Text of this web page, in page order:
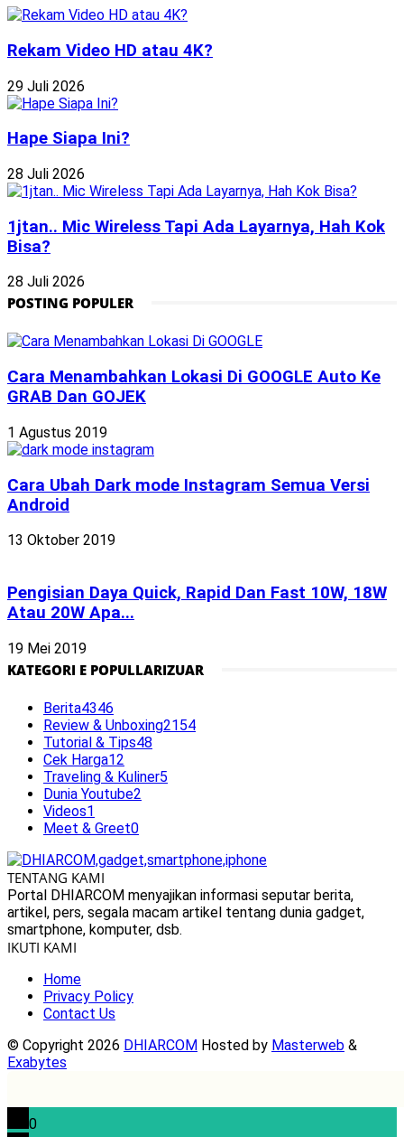
Rekam Video HD atau 4K?
29 Juli 2026
Hape Siapa Ini?
28 Juli 2026
1jtan.. Mic Wireless Tapi Ada Layarnya, Hah Kok
Bisa?
28 Juli 2026
POSTING POPULER
Cara Menambahkan Lokasi Di GOOGLE Auto Ke
GRAB Dan GOJEK
1 Agustus 2019
Cara Ubah Dark mode Instagram Semua Versi
Android
13 Oktober 2019
Pengisian Daya Quick, Rapid Dan Fast 10W, 18W
Atau 20W Apa...
19 Mei 2019
KATEGORI E POPULLARIZUAR
Berita4346
Review & Unboxing2154
Tutorial & Tips48
Cek Harga12
Traveling & Kuliner5
Dunia Youtube2
Videos1
Meet & Greet0
TENTANG KAMI
Portal DHIARCOM menyajikan informasi seputar berita,
artikel, pers, segala macam artikel tentang dunia gadget,
smartphone, komputer, dsb.
IKUTI KAMI
Home
Privacy Policy
Contact Us
© Copyright 2026 DHIARCOM Hosted by Masterweb &
Exabytes
0